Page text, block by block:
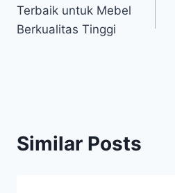
Terbaik untuk Mebel
Berkualitas Tinggi
Similar Posts